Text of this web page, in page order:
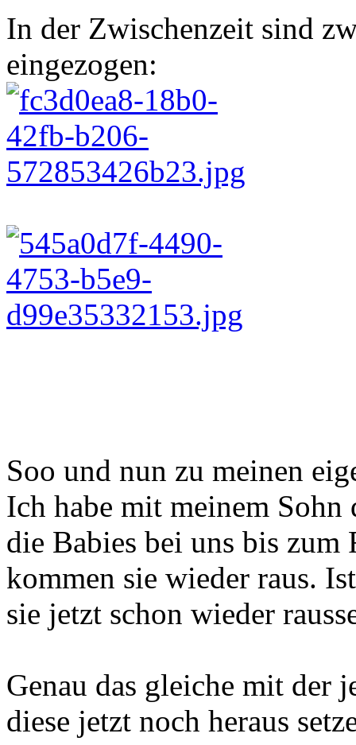
In der Zwischenzeit sind
eingezogen:
Soo und nun zu meinen
Ich habe mit meinem Sohn
die Babies bei uns bis
kommen sie wieder raus.
sie jetzt schon wieder
Genau das gleiche mit der
diese jetzt noch heraus